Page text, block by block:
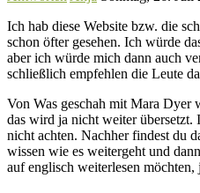
Ich hab diese Website bzw. die
schon öfter gesehen. Ich würde
aber ich würde mich dann auch
schließlich empfehlen die Leute
Von Was geschah mit Mara Dyer
das wird ja nicht weiter übersetzt.
nicht achten. Nachher findest du
wissen wie es weitergeht und
auf englisch weiterlesen möchten,